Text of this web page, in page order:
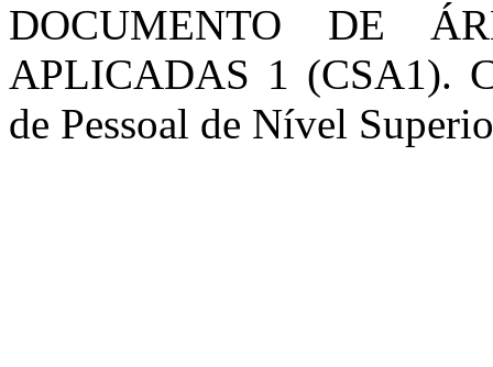
DOCUMENTO DE
APLICADAS 1 (CSA1).
de Pessoal de Nível